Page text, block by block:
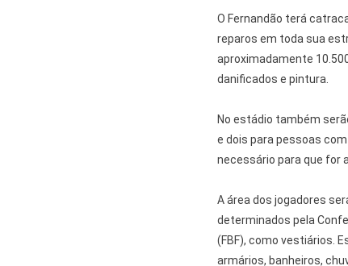
O Fernandão terá
reparos em toda sua
aproximadamente
danificados e pintura.
No estádio também
e dois para pessoas
necessário para que for
A área dos jogadores
determinados pela
(FBF), como vestiários.
armários, banheiros,